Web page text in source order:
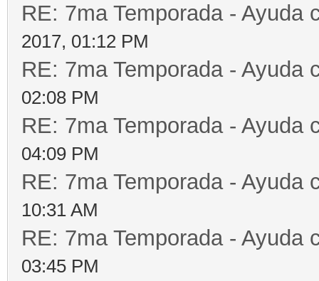
RE: 7ma Temporada - Ayuda
2017, 01:12 PM
RE: 7ma Temporada - Ayuda
02:08 PM
RE: 7ma Temporada - Ayuda
04:09 PM
RE: 7ma Temporada - Ayuda
10:31 AM
RE: 7ma Temporada - Ayuda
03:45 PM